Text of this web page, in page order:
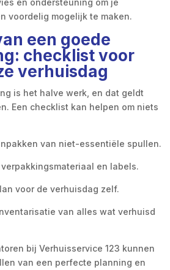
en ondersteuning om je
voordelig mogelijk te maken.
een goede
checklist voor
verhuisdag
is het halve werk, en dat geldt
Een checklist kan helpen om niets
van niet-essentiële spullen.
en labels.
voor de verhuisdag zelf.
van alles wat verhuisd
bij Verhuisservice 123 kunnen
van een perfecte planning en